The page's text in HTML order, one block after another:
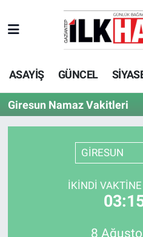
ASAYİŞ GÜNCEL
Giresun Namaz Vakitleri
GİRESUN
İKINDI
8
EKONOMİ
SİYASET
SAĞLIK
Beyoğlu Hava Durumu
Beyoğlu Trafik
Süper Lig Puan Durumu
Tüm Manşetler